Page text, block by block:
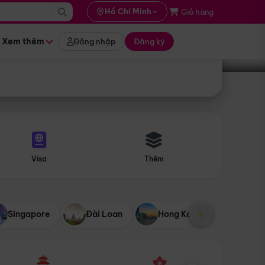
Hồ Chí Minh Giỏ hàng
Xem thêm Đăng nhập Đăng ký
Tìm tour
Visa Thêm
Singapore Đài Loan Hong Kong